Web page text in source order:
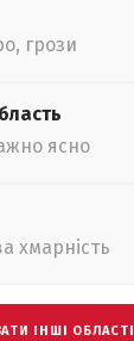
грози
ясно
хмарність
ІНШІ ОБЛАСТІ